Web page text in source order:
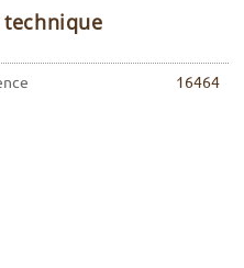
technique
16464